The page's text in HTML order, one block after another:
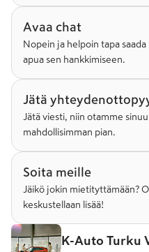
Avaa chat
Nopein ja helpoin tapa
apua sen hankkimiseen.
Jätä
Jätä viesti, niin otamme
mahdollisimman pian.
Soita meille
Jäikö jokin mietityttämään?
keskustellaan lisää!
K-Auto Turku